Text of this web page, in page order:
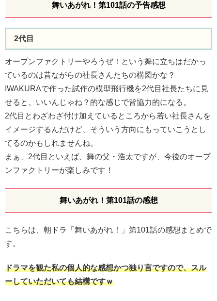
舞いあがれ！第101話の予告感想
2代目
オープンファクトリーやろうぜ！という舞に立ちはだかっ
ているのは昔ながらの社長さんたちの構図かな？
IWAKURAで作った試作の模型飛行機を2代目社長たちに見
せると、いいんじゃね？的な感じで皆協力的になる。
2代目とわざわざ付け加えているところから若い社長さんを
イメージするんだけど、そういう方向にもっていこうとし
てるのかもしれませんね。
まぁ、2代目といえば、舞の父・浩太ですが、今後のオープ
ンファクトリーが楽しみです！
舞いあがれ！第101話の感想
こちらは、朝ドラ「舞いあがれ！」第101話の感想まとめで
す。
ドラマを観た私の個人的な感想かつ独り言ですので、スル
ーしていただいても結構ですｗ